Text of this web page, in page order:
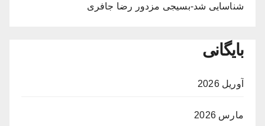
شناسایی شد-بسيجى مزدور رضا جافری
بایگانی
آوریل 2026
مارس 2026